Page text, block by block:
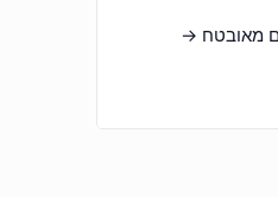
מאובטח →